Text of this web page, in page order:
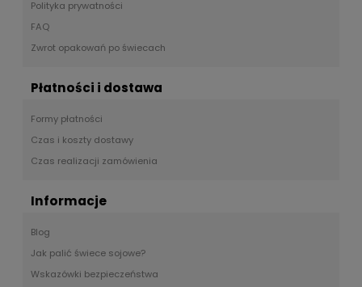
Polityka prywatności
FAQ
Zwrot opakowań po świecach
Płatności i dostawa
Formy płatności
Czas i koszty dostawy
Czas realizacji zamówienia
Informacje
Blog
Jak palić świece sojowe?
Wskazówki bezpieczeństwa